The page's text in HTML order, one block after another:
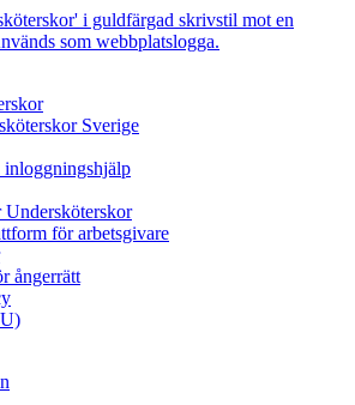
Sverige
inloggningshjälp
Undersköterskor
för arbetsgivare
ångerrätt